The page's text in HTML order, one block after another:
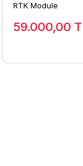
RTK Module
59.000,00